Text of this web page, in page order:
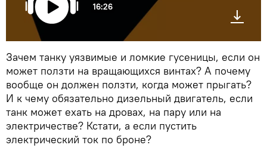
16:26
Зачем танку уязвимые и ломкие гусеницы, если он
может ползти на вращающихся винтах? А почему
вообще он должен ползти, когда может прыгать?
И к чему обязательно дизельный двигатель, если
танк может ехать на дровах, на пару или на
электричестве? Кстати, а если пустить
электрический ток по броне?